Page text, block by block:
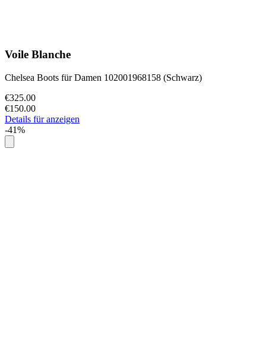
Voile Blanche
Chelsea Boots für Damen 102001968158 (Schwarz)
€325.00
€150.00
Details für anzeigen
-41%